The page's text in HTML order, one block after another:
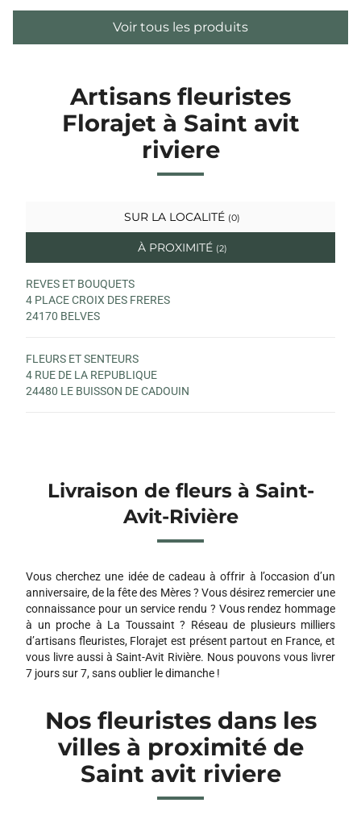
Voir tous les produits
Artisans fleuristes
Florajet à Saint avit
riviere
SUR LA LOCALITÉ (0)
À PROXIMITÉ (2)
REVES ET BOUQUETS
4 PLACE CROIX DES FRERES
24170 BELVES
FLEURS ET SENTEURS
4 RUE DE LA REPUBLIQUE
24480 LE BUISSON DE CADOUIN
Livraison de fleurs à Saint-
Avit-Rivière
Vous cherchez une idée de cadeau à offrir à l’occasion d’un
anniversaire, de la fête des Mères ? Vous désirez remercier une
connaissance pour un service rendu ? Vous rendez hommage
à un proche à La Toussaint ? Réseau de plusieurs milliers
d’artisans fleuristes, Florajet est présent partout en France, et
vous livre aussi à Saint-Avit Rivière. Nous pouvons vous livrer
7 jours sur 7, sans oublier le dimanche !
Nos fleuristes dans les
villes à proximité de
Saint avit riviere